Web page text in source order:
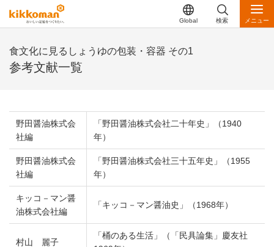
Global 検索 メニュー
食文化に見るしょうゆの包装・容器 その1
参考文献一覧
野田醤油株式会
社編
「野田醤油株式会社二十年史」（1940
年）
野田醤油株式会
社編
「野田醤油株式会社三十五年史」（1955
年）
キッコ－マン醤
油株式会社編
「キッコ－マン醤油史」（1968年）
村山 麗子
「桶のある生活」（「民具論集」慶友社